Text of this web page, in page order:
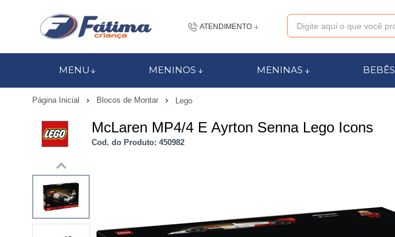
ATENDIMENTO
MENU MENINOS MENINAS BEBÊS
Página Inicial Blocos de Montar Lego
McLaren MP4/4 E Ayrton Senna Lego Icons
Cod. do Produto: 450982